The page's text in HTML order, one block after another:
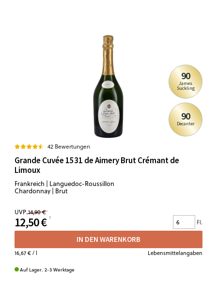
90
James
Suckling
90
Decanter
42 Bewertungen
Grande Cuvée 1531 de Aimery Brut Crémant de
Limoux
Frankreich | Languedoc-Roussillon
Chardonnay | Brut
UVP 14,90 €
12,50 € Fl.
IN DEN WARENKORB
16,67 €/ l Lebensmittelangaben
Auf Lager. 2-3 Werktage